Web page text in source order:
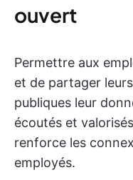
ouvert
Permettre aux
et de partager
publiques leur
écoutés et
renforce les
employés.